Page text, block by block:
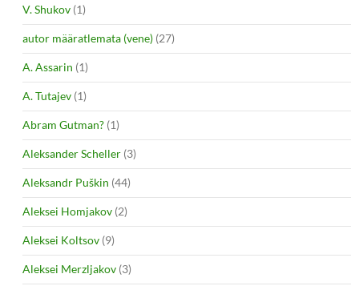
V. Shukov (1)
autor määratlemata (vene) (27)
A. Assarin (1)
A. Tutajev (1)
Abram Gutman? (1)
Aleksander Scheller (3)
Aleksandr Puškin (44)
Aleksei Homjakov (2)
Aleksei Koltsov (9)
Aleksei Merzljakov (3)